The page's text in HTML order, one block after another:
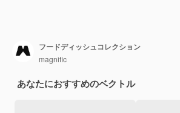
フードディッシュコレクション
magnific
あなたにおすすめのベクトル